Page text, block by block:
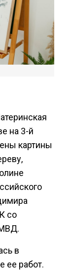
на 3-й
картины
со
в
ее работ.